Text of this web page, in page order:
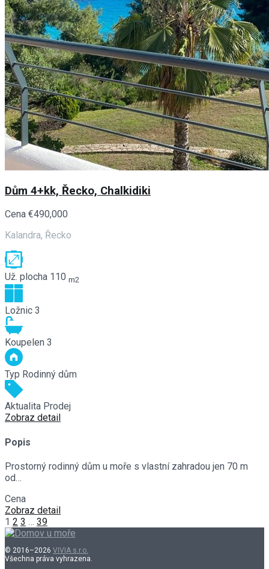
Dům 4+kk, Řecko, Chalkidiki
Cena €490,000
Kalandra, Řecko
Už. plocha 110 m2
Ložnic 3
Koupelen 3
Typ Rodinný dům
Aktualita Prodej
Zobraz detail
Popis
Prostorný rodinný dům u moře s vlastní zahradou jen 70 m
od…
Cena
Zobraz detail
1 2 3 … 39
© 2016–2026 VIVIA s.r.o.
Všechna práva vyhrazena.